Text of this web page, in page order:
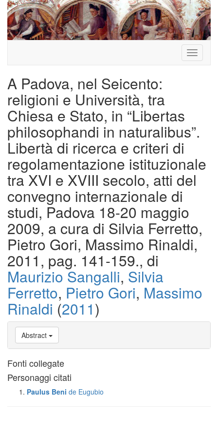
Toggle
A Padova, nel Seicento:
religioni e Università, tra
Chiesa e Stato, in “Libertas
philosophandi in naturalibus”.
Libertà di ricerca e criteri di
regolamentazione istituzionale
tra XVI e XVIII secolo, atti del
convegno internazionale di
studi, Padova 18-20 maggio
2009, a cura di Silvia Ferretto,
Pietro Gori, Massimo Rinaldi,
2011, pag. 141-159., di
Maurizio Sangalli, Silvia
Ferretto, Pietro Gori, Massimo
Rinaldi (2011)
Abstract
Fonti collegate
Personaggi citati
Paulus Beni de Eugubio